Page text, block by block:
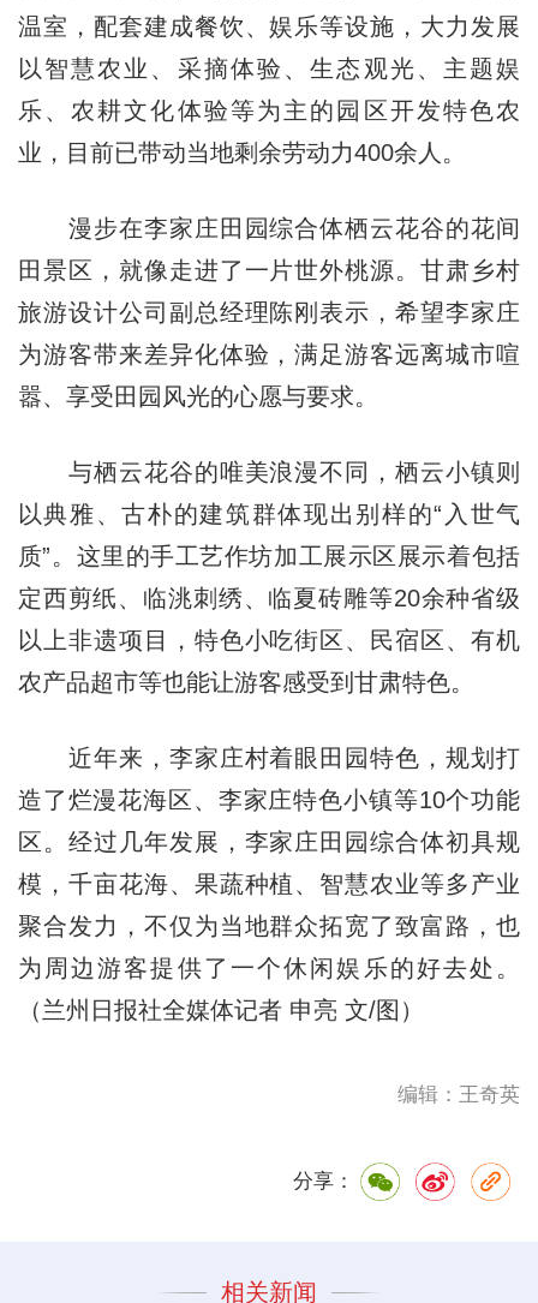
温室，配套建成餐饮、娱乐等设施，大力发展
以智慧农业、采摘体验、生态观光、主题娱
乐、农耕文化体验等为主的园区开发特色农
业，目前已带动当地剩余劳动力400余人。
漫步在李家庄田园综合体栖云花谷的花间
田景区，就像走进了一片世外桃源。甘肃乡村
旅游设计公司副总经理陈刚表示，希望李家庄
为游客带来差异化体验，满足游客远离城市喧
嚣、享受田园风光的心愿与要求。
与栖云花谷的唯美浪漫不同，栖云小镇则
以典雅、古朴的建筑群体现出别样的“入世气
质”。这里的手工艺作坊加工展示区展示着包括
定西剪纸、临洮刺绣、临夏砖雕等20余种省级
以上非遗项目，特色小吃街区、民宿区、有机
农产品超市等也能让游客感受到甘肃特色。
近年来，李家庄村着眼田园特色，规划打
造了烂漫花海区、李家庄特色小镇等10个功能
区。经过几年发展，李家庄田园综合体初具规
模，千亩花海、果蔬种植、智慧农业等多产业
聚合发力，不仅为当地群众拓宽了致富路，也
为周边游客提供了一个休闲娱乐的好去处。
（兰州日报社全媒体记者 申亮 文/图）
编辑：王奇英
分享：
相关新闻